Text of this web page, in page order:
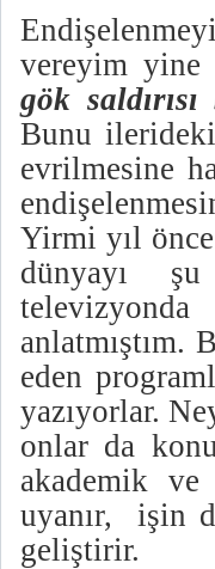
vereyim
gök
Bunu
evrilmesine
Yirmi yıl
dünyayı
eden
yazıyorlar.
onlar da
akademik
uyanır, işin
geliştirir.